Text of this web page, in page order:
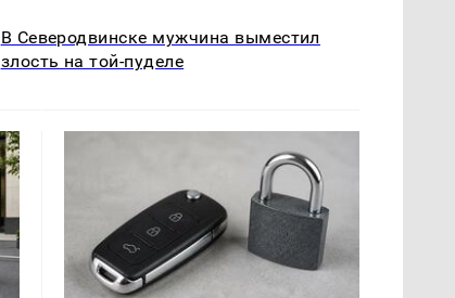
В Северодвинске мужчина выместил
злость на той-пуделе